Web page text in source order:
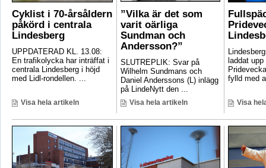
Cyklist i 70-årsåldern
påkörd i centrala
Lindesberg
UPPDATERAD KL. 13.08:
En trafikolycka har inträffat i
centrala Lindesberg i höjd
med Lidl-rondellen. ...
Visa hela artikeln
”Vilka är det som
varit oärliga
Sundman och
Andersson?”
SLUTREPLIK: Svar på
Wilhelm Sundmans och
Daniel Anderssons (L) inlägg
på LindeNytt den ...
Visa hela artikeln
laddat
fylld med
Visa